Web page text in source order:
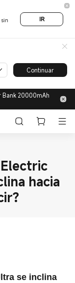
sin
IR
Continuar
Bank 20000mAh
hacia
se inclina